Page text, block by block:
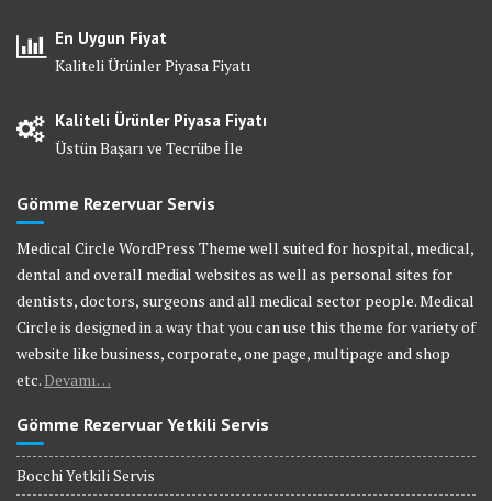
En Uygun Fiyat
Kaliteli Ürünler Piyasa Fiyatı
Kaliteli Ürünler Piyasa Fiyatı
Üstün Başarı ve Tecrübe İle
Gömme Rezervuar Servis
Medical Circle WordPress Theme well suited for hospital, medical,
dental and overall medial websites as well as personal sites for
dentists, doctors, surgeons and all medical sector people. Medical
Circle is designed in a way that you can use this theme for variety of
website like business, corporate, one page, multipage and shop
etc. Devamı…
Gömme Rezervuar Yetkili Servis
Bocchi Yetkili Servis